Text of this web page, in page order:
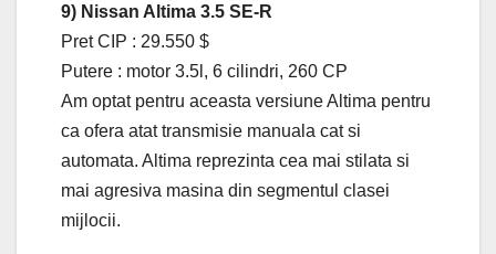
9) Nissan Altima 3.5 SE-R
Pret CIP : 29.550 $
Putere : motor 3.5l, 6 cilindri, 260 CP
Am optat pentru aceasta versiune Altima pentru
ca ofera atat transmisie manuala cat si
automata. Altima reprezinta cea mai stilata si
mai agresiva masina din segmentul clasei
mijlocii.